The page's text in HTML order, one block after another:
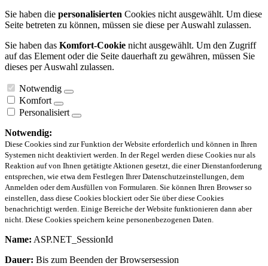
Sie haben die personalisierten Cookies nicht ausgewählt. Um diese
Seite betreten zu können, müssen sie diese per Auswahl zulassen.
Sie haben das Komfort-Cookie nicht ausgewählt. Um den Zugriff
auf das Element oder die Seite dauerhaft zu gewähren, müssen Sie
dieses per Auswahl zulassen.
Notwendig
Komfort
Personalisiert
Notwendig:
Diese Cookies sind zur Funktion der Website erforderlich und können in Ihren
Systemen nicht deaktiviert werden. In der Regel werden diese Cookies nur als
Reaktion auf von Ihnen getätigte Aktionen gesetzt, die einer Dienstanforderung
entsprechen, wie etwa dem Festlegen Ihrer Datenschutzeinstellungen, dem
Anmelden oder dem Ausfüllen von Formularen. Sie können Ihren Browser so
einstellen, dass diese Cookies blockiert oder Sie über diese Cookies
benachrichtigt werden. Einige Bereiche der Website funktionieren dann aber
nicht. Diese Cookies speichern keine personenbezogenen Daten.
Name: ASP.NET_SessionId
Dauer: Bis zum Beenden der Browsersession